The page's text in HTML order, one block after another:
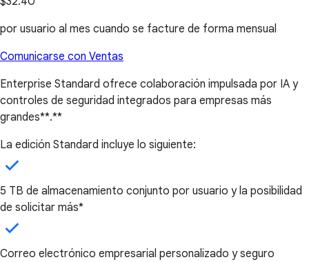
por usuario al mes cuando se facture de forma mensual
Comunicarse con Ventas
Enterprise Standard ofrece colaboración impulsada por IA y
controles de seguridad integrados para empresas más
grandes**.**
La edición Standard incluye lo siguiente:
5 TB de almacenamiento conjunto por usuario y la posibilidad
de solicitar más*
Correo electrónico empresarial personalizado y seguro